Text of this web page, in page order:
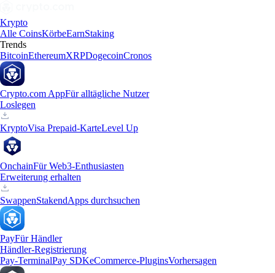
Krypto
Alle CoinsKörbeEarnStaking
Trends
BitcoinEthereumXRPDogecoinCronos
Crypto.com AppFür alltägliche Nutzer
Loslegen
KryptoVisa Prepaid-KarteLevel Up
OnchainFür Web3-Enthusiasten
Erweiterung erhalten
SwappenStakendApps durchsuchen
PayFür Händler
Händler-Registrierung
Pay-TerminalPay SDKeCommerce-PluginsVorhersagen